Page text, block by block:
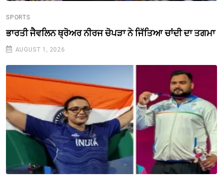
SPORTS
ਭਾਰਤੀ ਜੈਵਲਿਨ ਥ੍ਰੋਅਰ ਨੀਰਜ ਚੋਪੜਾ ਨੇ ਜਿੱਤਿਆ ਚਾਂਦੀ ਦਾ ਤਗਮਾ
AUGUST 1, 2026